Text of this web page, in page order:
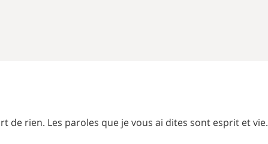
de rien. Les paroles que je vous ai dites sont esprit et vie.